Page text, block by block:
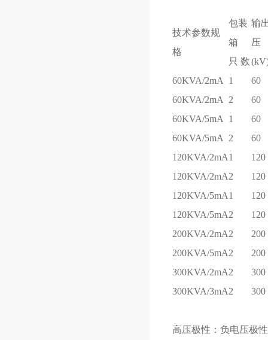
技术参数规
格
包装
箱
输
压
只 数
60KVA/2mA
1
60
60KVA/2mA
2
60
60KVA/5mA
1
60
60KVA/5mA
2
60
120KVA/2mA1
120
120KVA/2mA2
120
120KVA/5mA1
120
120KVA/5mA2
120
200KVA/2mA2
200
200KVA/5mA2
200
300KVA/2mA2
300
300KVA/3mA2 300
高压极性：负电压极